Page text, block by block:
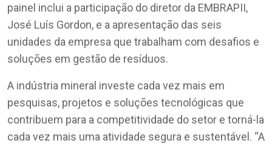
painel inclui a participação do diretor da EMBRAPII,
José Luís Gordon, e a apresentação das seis
unidades da empresa que trabalham com desafios e
soluções em gestão de resíduos.
A indústria mineral investe cada vez mais em
pesquisas, projetos e soluções tecnológicas que
contribuem para a competitividade do setor e torná-la
cada vez mais uma atividade segura e sustentável. “A